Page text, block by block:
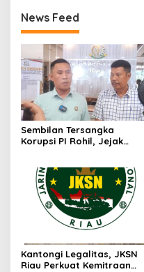
News Feed
Sembilan Tersangka
Korupsi PI Rohil, Jejak
Kantongi Legalitas, JKSN
Riau Perkuat Kemitraan